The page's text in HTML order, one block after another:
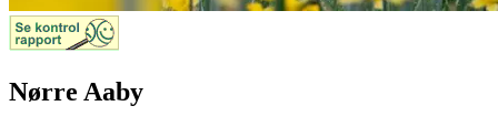
Nørre Aaby